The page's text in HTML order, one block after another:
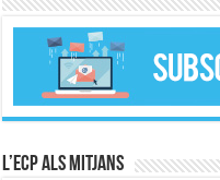
L’ECP als mitjans